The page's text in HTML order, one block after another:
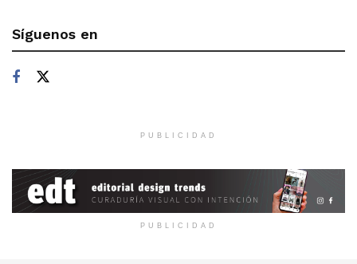
Síguenos en
PUBLICIDAD
PUBLICIDAD